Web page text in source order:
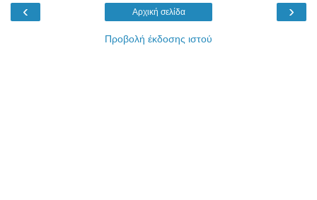
‹ ›
Αρχική σελίδα
Προβολή έκδοσης ιστού